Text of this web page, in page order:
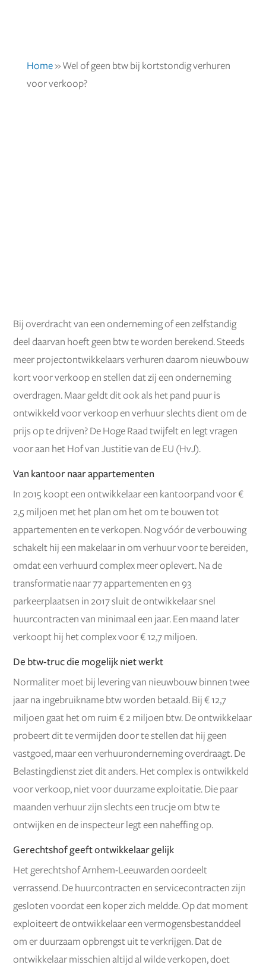
Home» Wel of geen btw bij kortstondig verhuren
voor verkoop?
Bij overdracht van een onderneming of een zelfstandig
deel daarvan hoeft geen btw te worden berekend. Steeds
meer projectontwikkelaars verhuren daarom nieuwbouw
kort voor verkoop en stellen dat zij een onderneming
overdragen. Maar geldt dit ook als het pand puur is
ontwikkeld voor verkoop en verhuur slechts dient om de
prijs op te drijven? De Hoge Raad twijfelt en legt vragen
voor aan het Hof van Justitie van de EU (HvJ).
Van kantoor naar appartementen
In 2015 koopt een ontwikkelaar een kantoorpand voor €
2,5 miljoen met het plan om het om te bouwen tot
appartementen en te verkopen. Nog vóór de verbouwing
schakelt hij een makelaar in om verhuur voor te bereiden,
omdat een verhuurd complex meer oplevert. Na de
transformatie naar 77 appartementen en 93
parkeerplaatsen in 2017 sluit de ontwikkelaar snel
huurcontracten van minimaal een jaar. Een maand later
verkoopt hij het complex voor € 12,7 miljoen.
De btw-truc die mogelijk niet werkt
Normaliter moet bij levering van nieuwbouw binnen twee
jaar na ingebruikname btw worden betaald. Bij € 12,7
miljoen gaat het om ruim € 2 miljoen btw. De ontwikkelaar
probeert dit te vermijden door te stellen dat hij geen
vastgoed, maar een verhuuronderneming overdraagt. De
Belastingdienst ziet dit anders. Het complex is ontwikkeld
voor verkoop, niet voor duurzame exploitatie. Die paar
maanden verhuur zijn slechts een trucje om btw te
ontwijken en de inspecteur legt een naheffing op.
Gerechtshof geeft ontwikkelaar gelijk
Het gerechtshof Arnhem-Leeuwarden oordeelt
verrassend. De huurcontracten en servicecontracten zijn
gesloten voordat een koper zich meldde. Op dat moment
exploiteert de ontwikkelaar een vermogensbestanddeel
om er duurzaam opbrengst uit te verkrijgen. Dat de
ontwikkelaar misschien altijd al wilde verkopen, doet